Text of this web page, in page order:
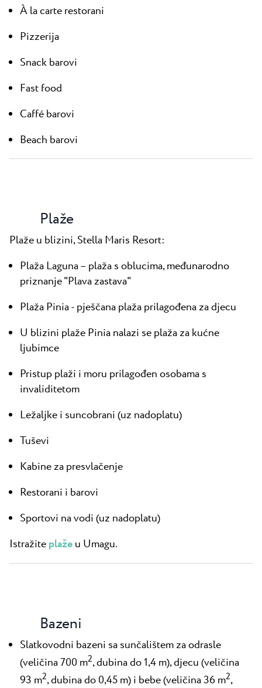
À la carte restorani
Pizzerija
Snack barovi
Fast food
Caffé barovi
Beach barovi
Plaže
Plaže u blizini, Stella Maris Resort:
Plaža Laguna – plaža s oblucima, međunarodno
priznanje "Plava zastava"
Plaža Pinia - pješčana plaža prilagođena za djecu
U blizini plaže Pinia nalazi se plaža za kućne
ljubimce
Pristup plaži i moru prilagođen osobama s
invaliditetom
Ležaljke i suncobrani (uz nadoplatu)
Tuševi
Kabine za presvlačenje
Restorani i barovi
Sportovi na vodi (uz nadoplatu)
Istražiteplažeu Umagu.
Bazeni
Slatkovodni bazeni sa sunčalištem za odrasle
(veličina 700 m2, dubina do 1,4 m), djecu (veličina
93 m2, dubina do 0,45 m) i bebe (veličina 36 m2,